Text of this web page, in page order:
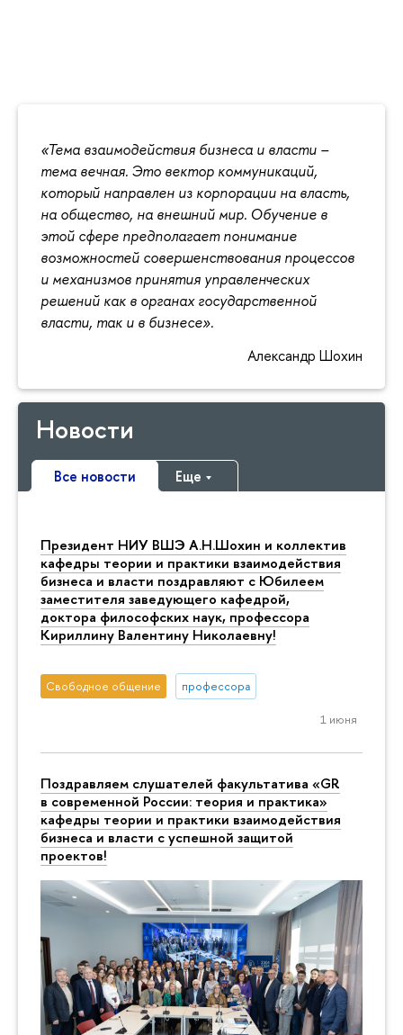
«Тема взаимодействия бизнеса и власти –
тема вечная. Это вектор коммуникаций,
который направлен из корпорации на власть,
на общество, на внешний мир. Обучение в
этой сфере предполагает понимание
возможностей совершенствования процессов
и механизмов принятия управленческих
решений как в органах государственной
власти, так и в бизнесе».
Александр Шохин
Новости
Все новости Еще
Президент НИУ ВШЭ А.Н.Шохин и коллектив
кафедры теории и практики взаимодействия
бизнеса и власти поздравляют с Юбилеем
заместителя заведующего кафедрой,
доктора философских наук, профессора
Кириллину Валентину Николаевну!
Свободное общение профессора
1 июня
Поздравляем слушателей факультатива «GR
в современной России: теория и практика»
кафедры теории и практики взаимодействия
бизнеса и власти с успешной защитой
проектов!